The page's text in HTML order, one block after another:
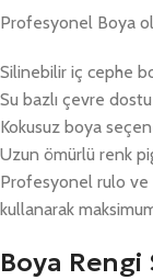
Profesyonel Boya
Silinebilir iç cephe
Su bazlı çevre
Kokusuz boya
Uzun ömürlü renk
Profesyonel rulo ve
kullanarak
Boya